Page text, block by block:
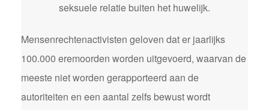
seksuele relatie buiten het huwelijk.
Mensenrechtenactivisten geloven dat er jaarlijks
100.000 eremoorden worden uitgevoerd, waarvan de
meeste niet worden gerapporteerd aan de
autoriteiten en een aantal zelfs bewust wordt